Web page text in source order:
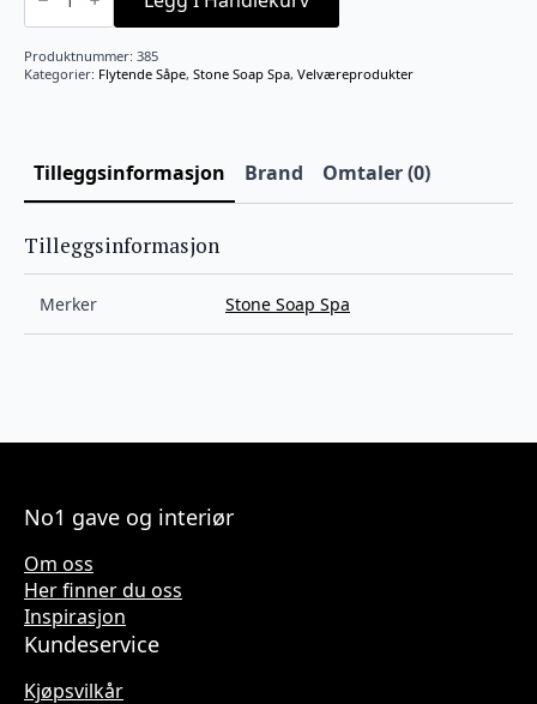
Bergamot
1000ml
antall
Produktnummer: 385
Kategorier: Flytende Såpe, Stone Soap Spa, Velværeprodukter
Tilleggsinformasjon Brand Omtaler (0)
Tilleggsinformasjon
Merker Stone Soap Spa
No1 gave og interiør
Om oss
Her finner du oss
Inspirasjon
Kundeservice
Kjøpsvilkår